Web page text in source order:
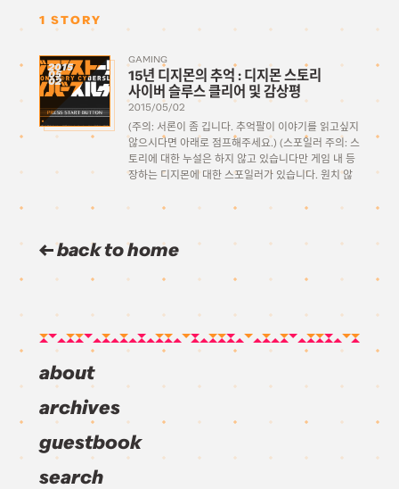
1 STORY
2015
05
02
GAMING
15년 디지몬의 추억 : 디지몬 스토리
사이버 슬루스 클리어 및 감상평
2015/05/02
(주의: 서론이 좀 깁니다. 추억팔이 이야기를 읽고싶지
않으시다면 아래로 점프해주세요.) (스포일러 주의: 스
토리에 대한 누설은 하지 않고 있습니다만 게임 내 등
장하는 디지몬에 대한 스포일러가 있습니다. 원치 않
나이대의 성인들이 어떠한 연유로 한자리에 모여 이런
back to home
about
archives
guestbook
search